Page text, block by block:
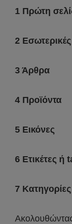
1 Πρώτη
2
3 Άρθρα
4 Προϊόντα
5 Εικόνες
6 Ετικέτες ή
7